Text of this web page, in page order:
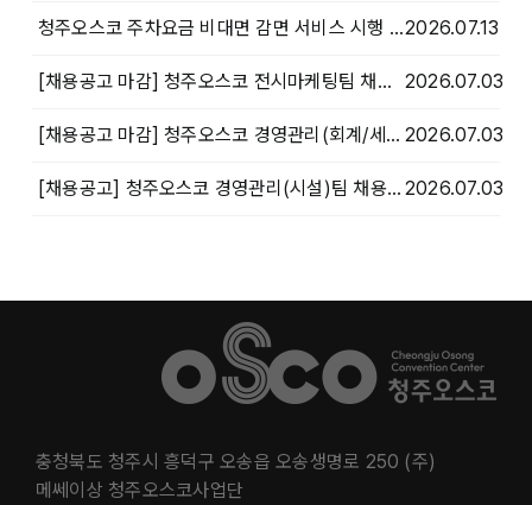
청주오스코 주차요금 비대면 감면 서비스 시행 안내2026.07.13
[채용공고 마감] 청주오스코 전시마케팅팀 채용 공고 마감 2026.07.03
[채용공고 마감] 청주오스코 경영관리(회계/세무)팀 채용 공고 마감 2026.07.03
[채용공고] 청주오스코 경영관리(시설)팀 채용 공고 2026.07.03
충청북도 청주시 흥덕구 오송읍 오송생명로 250 (주)
메쎄이상 청주오스코사업단